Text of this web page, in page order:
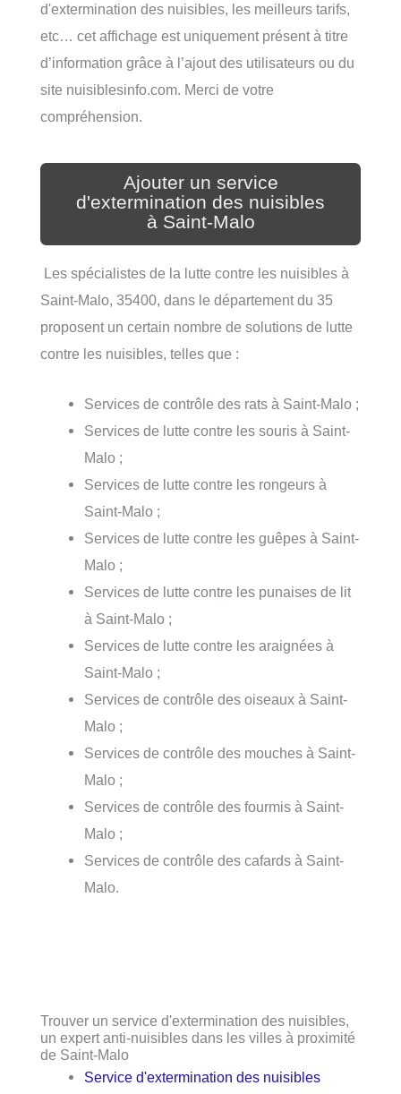
d'extermination des nuisibles, les meilleurs tarifs,
etc… cet affichage est uniquement présent à titre
d’information grâce à l’ajout des utilisateurs ou du
site nuisiblesinfo.com. Merci de votre
compréhension.
Ajouter un service
d'extermination des nuisibles
à Saint-Malo
Les spécialistes de la lutte contre les nuisibles à
Saint-Malo, 35400, dans le département du 35
proposent un certain nombre de solutions de lutte
contre les nuisibles, telles que :
Services de contrôle des rats à Saint-Malo ;
Services de lutte contre les souris à Saint-
Malo ;
Services de lutte contre les rongeurs à
Saint-Malo ;
Services de lutte contre les guêpes à Saint-
Malo ;
Services de lutte contre les punaises de lit
à Saint-Malo ;
Services de lutte contre les araignées à
Saint-Malo ;
Services de contrôle des oiseaux à Saint-
Malo ;
Services de contrôle des mouches à Saint-
Malo ;
Services de contrôle des fourmis à Saint-
Malo ;
Services de contrôle des cafards à Saint-
Malo.
Trouver un service d'extermination des nuisibles,
un expert anti-nuisibles dans les villes à proximité
de Saint-Malo
Service d'extermination des nuisibles